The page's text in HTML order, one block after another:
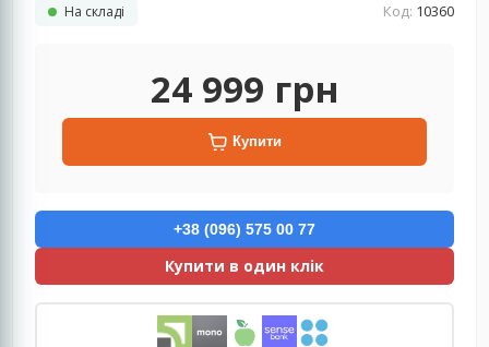
На складі Код: 10360
24 999 грн
Купити
+38 (096) 575 00 77
Купити в один клік